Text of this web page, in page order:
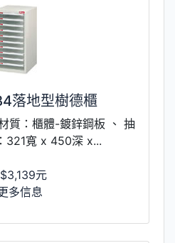
落地型樹德櫃
質：櫃體-鍍鋅鋼板 、 抽
321寬 x 450深 x...
元
多信息